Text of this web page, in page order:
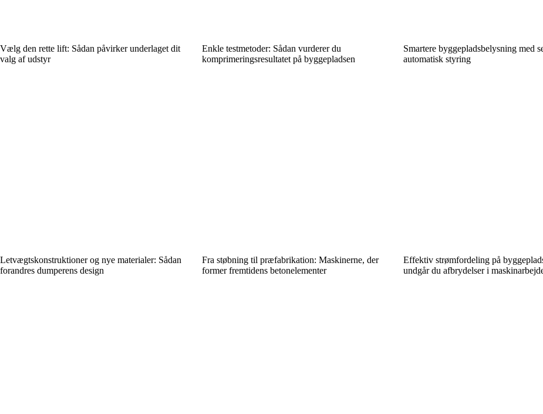
Vælg den rette lift: Sådan påvirker underlaget dit
valg af udstyr
Enkle testmetoder: Sådan vurderer du
komprimeringsresultatet på byggepladsen
Smartere byggepladsbelysning med
automatisk styring
Letvægtskonstruktioner og nye materialer: Sådan
forandres dumperens design
Fra støbning til præfabrikation: Maskinerne, der
former fremtidens betonelementer
Effektiv strømfordeling på
undgår du afbrydelser i